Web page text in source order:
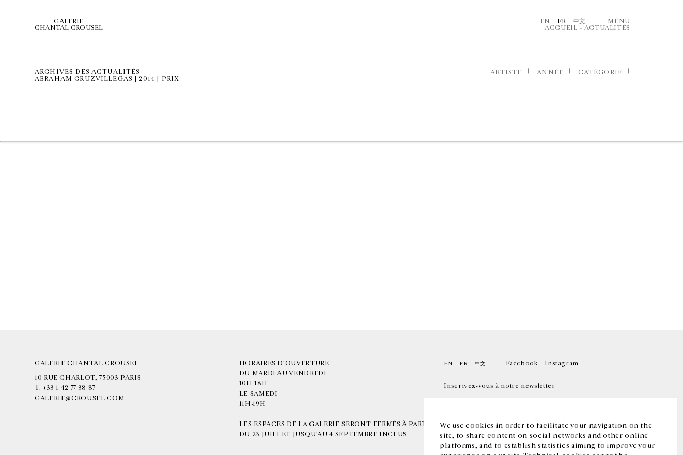
We use cookies in order to facilitate your navigation on the
site, to share content on social networks and other online
platforms, and to establish statistics aiming to improve your
GALERIE
CHANTAL CROUSEL
EN FR 中文
MENU
ACCUEIL – ACTUALITÉS
ARCHIVES DES ACTUALITÉS
ABRAHAM CRUZVILLEGAS | 2014 | PRIX
ARTISTE ANNÉE CATÉGORIE
GALERIE CHANTAL CROUSEL
10 RUE CHARLOT, 75003 PARIS
T. +33 1 42 77 38 87
GALERIE@CROUSEL.COM
HORAIRES D'OUVERTURE
DU MARDI AU VENDREDI
10H-18H
LE SAMEDI
11H-19H
LES ESPACES DE LA GALERIE SERONT FERMÉS À PARTIR
DU 23 JUILLET JUSQU'AU 4 SEPTEMBRE INCLUS
EN FR 中文 Facebook Instagram
Inscrivez-vous à notre newsletter